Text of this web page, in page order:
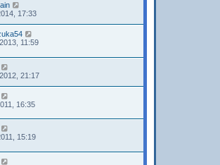
17:33
11:59
21:17
16:35
15:19